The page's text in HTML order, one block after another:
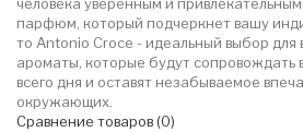
человека уверенным и
парфюм, который подчеркнет вашу
то Antonio Croce - идеальный выбор для
ароматы, которые будут сопровождать
всего дня и оставят незабываемое
окружающих.
Сравнение товаров (0)